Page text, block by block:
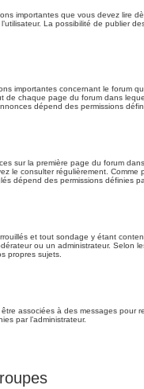
importantes que vous devez lire
La possibilité de publier
importantes concernant le forum
chaque page du forum dans
dépend des permissions
sur la première page du forum
le consulter régulièrement.
dépend des permissions définies
et tout sondage y étant
ou un administrateur. Selon
propres sujets.
associées à des messages pour
par l’administrateur.